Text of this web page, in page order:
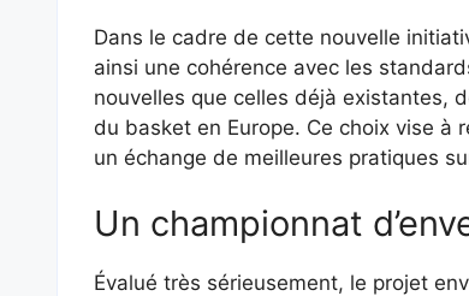
Dans le cadre de cette nouvelle
ainsi une cohérence avec les
nouvelles que celles déjà existantes,
du basket en Europe. Ce choix vise à
un échange de meilleures pratiques
Un championnat
Évalué très sérieusement, le projet